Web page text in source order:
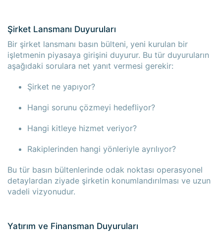
Şirket Lansmanı Duyuruları
Bir şirket lansmanı basın bülteni, yeni kurulan bir
işletmenin piyasaya girişini duyurur. Bu tür duyuruların
aşağıdaki sorulara net yanıt vermesi gerekir:
Şirket ne yapıyor?
Hangi sorunu çözmeyi hedefliyor?
Hangi kitleye hizmet veriyor?
Rakiplerinden hangi yönleriyle ayrılıyor?
Bu tür basın bültenlerinde odak noktası operasyonel
detaylardan ziyade şirketin konumlandırılması ve uzun
vadeli vizyonudur.
Yatırım ve Finansman Duyuruları